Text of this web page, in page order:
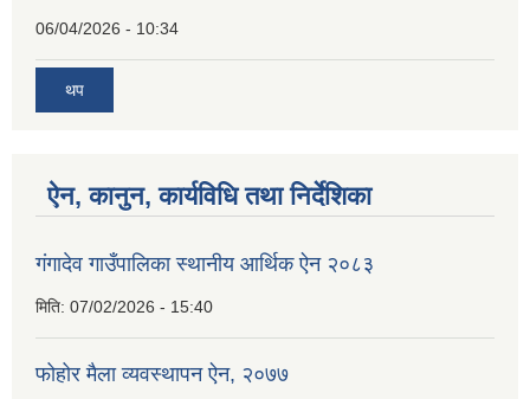
06/04/2026 - 10:34
थप
ऐन, कानुन, कार्यविधि तथा निर्देशिका
गंगादेव गाउँपालिका स्थानीय आर्थिक ऐन २०८३
मिति: 07/02/2026 - 15:40
फोहोर मैला व्यवस्थापन ऐन, २०७७